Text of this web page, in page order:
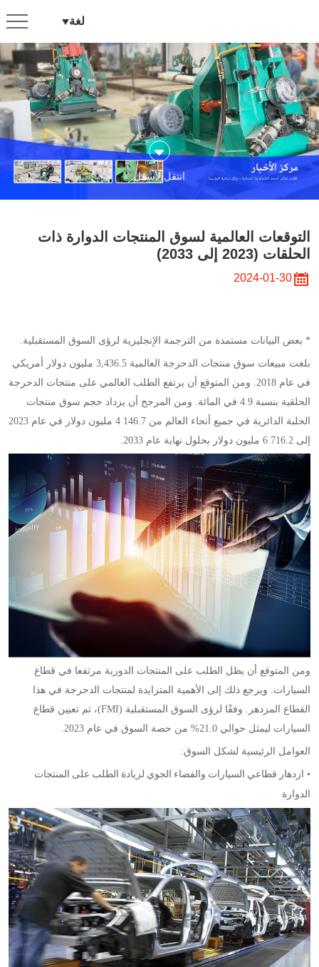
لغة
لسوق
المنتجات
الدوارة
ذات
الحلقات
(2023
إلى
2033)
انتقل لأسفل
التوقعات العالمية لسوق المنتجات الدوارة ذات
الحلقات (2023 إلى 2033)
2024-01-30
* بعض البيانات مستمدة من الترجمة الإنجليزية لرؤى السوق المستقبلية.
بلغت مبيعات سوق منتجات الدحرجة العالمية 3,436.5 مليون دولار أمريكي
في عام 2018. ومن المتوقع أن يرتفع الطلب العالمي على منتجات الدحرجة
الحلقية بنسبة 4.9 في المائة. ومن المرجح أن يزداد حجم سوق منتجات
الحلبة الدائرية في جميع أنحاء العالم من 146.7 4 مليون دولار في عام 2023
إلى 716.2 6 مليون دولار بحلول نهاية عام 2033.
ومن المتوقع أن يظل الطلب على المنتجات الدورية مرتفعا في قطاع
السيارات. ويرجع ذلك إلى الأهمية المتزايدة لمنتجات الدحرجة في هذا
القطاع المزدهر. وفقًا لرؤى السوق المستقبلية (FMI)، تم تعيين قطاع
السيارات ليمثل حوالي 21.0% من حصة السوق في عام 2023.
العوامل الرئيسية لشكل السوق:
• ازدهار قطاعي السيارات والفضاء الجوي لزيادة الطلب على المنتجات
الدوارة